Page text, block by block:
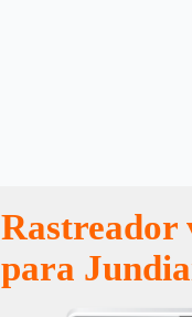
Rastreador
para